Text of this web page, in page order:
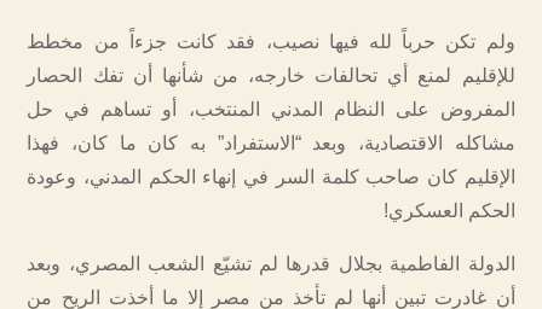
ولم تكن حرباً لله فيها نصيب، فقد كانت جزءاً من مخطط
للإقليم لمنع أي تحالفات خارجه، من شأنها أن تفك الحصار
المفروض على النظام المدني المنتخب، أو تساهم في حل
مشاكله الاقتصادية، وبعد “الاستفراد” به كان ما كان، فهذا
الإقليم كان صاحب كلمة السر في إنهاء الحكم المدني، وعودة
الحكم العسكري!
الدولة الفاطمية بجلال قدرها لم تشيّع الشعب المصري، وبعد
أن غادرت تبين أنها لم تأخذ من مصر إلا ما أخذت الريح من